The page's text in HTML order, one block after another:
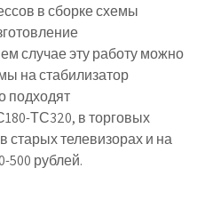
в сборке схемы
случае эту работу можно
на стабилизатор
подходят
ТС320, в торговых
старых телевизорах и на
500 рублей.